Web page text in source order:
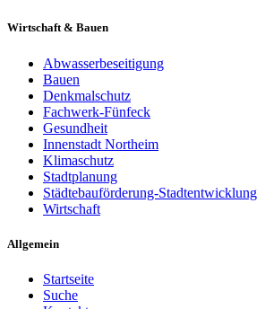
Wirtschaft & Bauen
Abwasserbeseitigung
Bauen
Denkmalschutz
Fachwerk-Fünfeck
Gesundheit
Innenstadt Northeim
Klimaschutz
Stadtplanung
Städtebauförderung-Stadtentwicklung
Wirtschaft
Allgemein
Startseite
Suche